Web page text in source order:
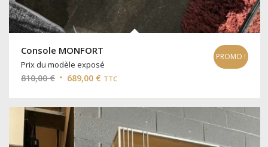
Console MONFORT
Prix du modèle exposé
810,00€ Le
initial
était :
810,00 €.
689,00 € Le
actuel
est :
689,00 €.
TTC
PROMO !